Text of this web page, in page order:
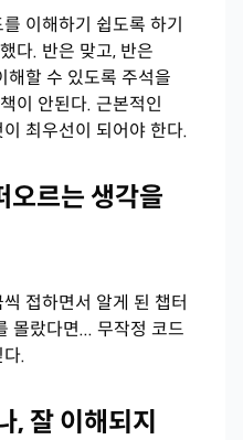
이해하기 쉽도록 하기
다. 반은 맞고, 반은
해할 수 있도록 주석을
이 안된다. 근본적인
최우선이 되어야 한다.
오르는 생각을
접하면서 알게 된 챕터
몰랐다면... 무작정 코드
.
, 잘 이해되지